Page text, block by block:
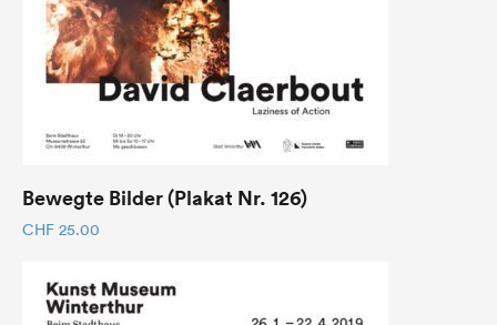
Bewegte Bilder (Plakat Nr. 126)
CHF 25.00